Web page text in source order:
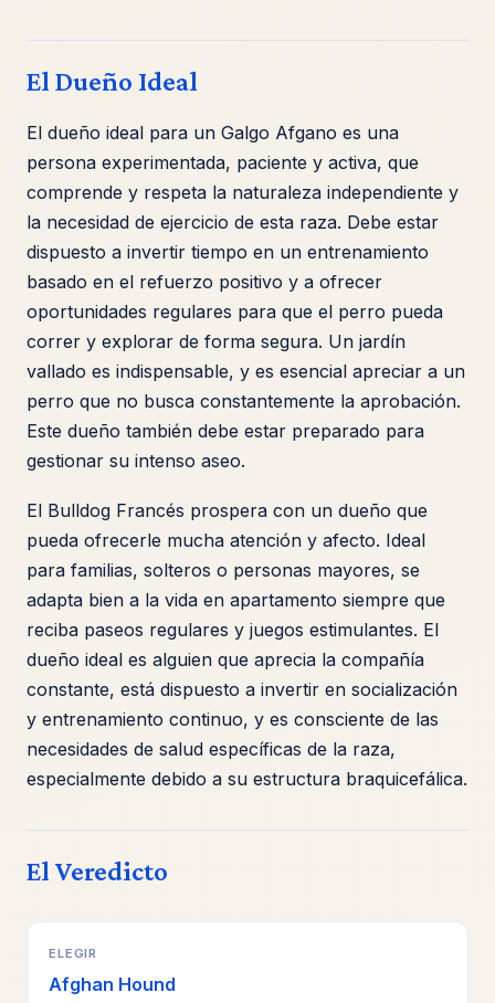
El Dueño Ideal
El dueño ideal para un Galgo Afgano es una
persona experimentada, paciente y activa, que
comprende y respeta la naturaleza independiente y
la necesidad de ejercicio de esta raza. Debe estar
dispuesto a invertir tiempo en un entrenamiento
basado en el refuerzo positivo y a ofrecer
oportunidades regulares para que el perro pueda
correr y explorar de forma segura. Un jardín
vallado es indispensable, y es esencial apreciar a un
perro que no busca constantemente la aprobación.
Este dueño también debe estar preparado para
gestionar su intenso aseo.
El Bulldog Francés prospera con un dueño que
pueda ofrecerle mucha atención y afecto. Ideal
para familias, solteros o personas mayores, se
adapta bien a la vida en apartamento siempre que
reciba paseos regulares y juegos estimulantes. El
dueño ideal es alguien que aprecia la compañía
constante, está dispuesto a invertir en socialización
y entrenamiento continuo, y es consciente de las
necesidades de salud específicas de la raza,
especialmente debido a su estructura braquicefálica.
El Veredicto
ELEGIR
Afghan Hound